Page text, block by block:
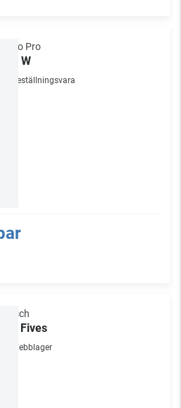
Audio Pro
A28 W
Beställningsvara
Klipsch
The Fives
Webblager